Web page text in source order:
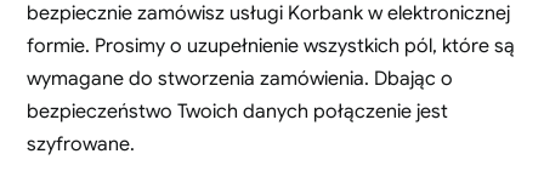
bezpiecznie zamówisz usługi Korbank w elektronicznej
formie. Prosimy o uzupełnienie wszystkich pól, które są
wymagane do stworzenia zamówienia. Dbając o
bezpieczeństwo Twoich danych połączenie jest
szyfrowane.